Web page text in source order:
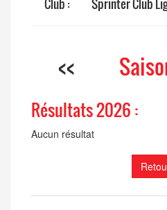
Club : Sprinter Club
<<
Résultats 2026 :
Aucun résultat